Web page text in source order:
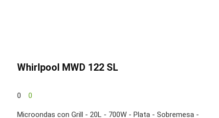
Whirlpool MWD 122 SL
0 0
Microondas con Grill - 20L - 700W - Plata - Sobremesa -